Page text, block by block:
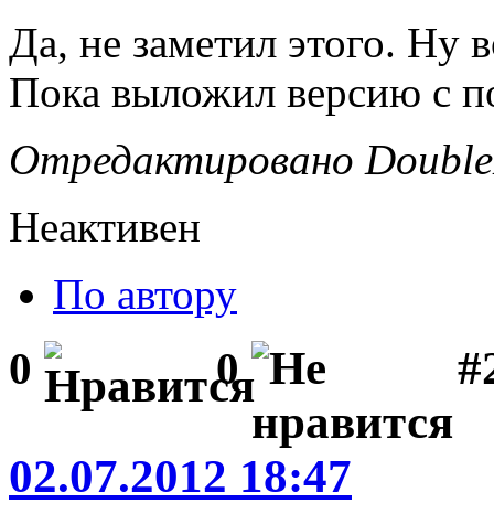
Да, не заметил этого. Ну
Пока выложил версию с
Отредактировано
Неактивен
По автору
0 0
02.07.2012 18:47